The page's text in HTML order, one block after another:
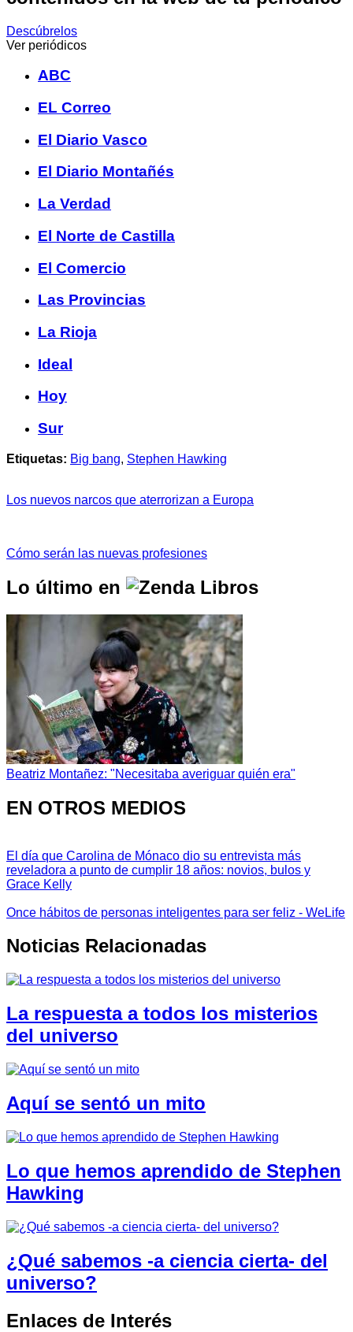
Descúbrelos
Ver periódicos
ABC
EL Correo
El Diario Vasco
El Diario Montañés
La Verdad
El Norte de Castilla
El Comercio
Las Provincias
La Rioja
Ideal
Hoy
Sur
Etiquetas: Big bang, Stephen Hawking
Los nuevos narcos que aterrorizan a Europa
Cómo serán las nuevas profesiones
Lo último en
Beatriz Montañez: "Necesitaba averiguar quién era"
EN OTROS MEDIOS
El día que Carolina de Mónaco dio su entrevista más
reveladora a punto de cumplir 18 años: novios, bulos y
Grace Kelly
Once hábitos de personas inteligentes para ser feliz - WeLife
Noticias Relacionadas
La respuesta a todos los misterios
del universo
Aquí se sentó un mito
Lo que hemos aprendido de Stephen
Hawking
¿Qué sabemos -a ciencia cierta- del
universo?
Enlaces de Interés